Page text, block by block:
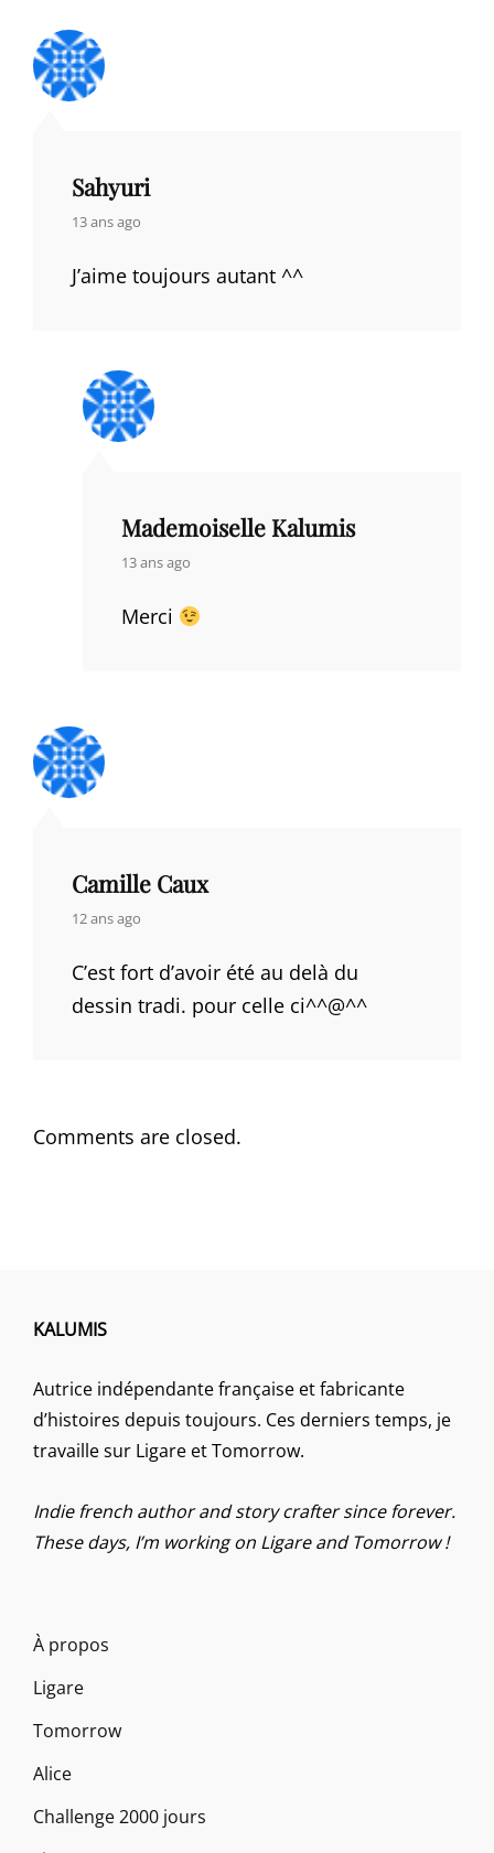
Sahyuri
says:
13 ans ago
J’aime toujours autant ^^
Mademoiselle Kalumis
says:
13 ans ago
Merci
Camille Caux
says:
12 ans ago
C’est fort d’avoir été au delà du
dessin tradi. pour celle ci^^@^^
Comments are closed.
KALUMIS
Autrice indépendante française et fabricante
d’histoires depuis toujours. Ces derniers temps, je
travaille sur Ligare et Tomorrow.
Indie french author and story crafter since forever.
These days, I’m working on Ligare and Tomorrow !
À propos
Ligare
Tomorrow
Alice
Challenge 2000 jours